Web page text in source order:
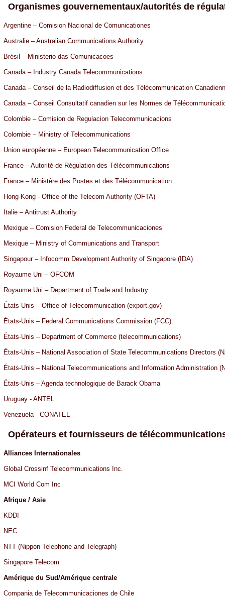
Organismes gouvernementaux/autorités de
Argentine – Comision Nacional de Comunicationes
Australie – Australian Communications Authority
Brésil – Ministerio das Comunicacoes
Canada – Industry Canada Telecommunications
Canada – Conseil de la Radiodiffusion et des Télécommunication
Canada – Conseil Consultatif canadien sur les Normes de
Colombie – Comision de Regulacion Telecommunicacions
Colombie – Ministry of Telecommunications
Union européenne – European Telecommunication Office
France – Autorité de Régulation des Télécommunications
France – Ministère des Postes et des Télécommunication
Hong-Kong - Office of the Telecom Authority (OFTA)
Italie – Antitrust Authority
Mexique – Comision Federal de Telecommunicaciones
Mexique – Ministry of Communications and Transport
Singapour – Infocomm Development Authority of Singapore (IDA)
Royaume Uni – OFCOM
Royaume Uni – Department of Trade and Industry
États-Unis – Office of Telecommunication (export.gov)
États-Unis – Federal Communications Commission (FCC)
États-Unis – Department of Commerce (telecommunications)
États-Unis – National Association of State Telecommunications Directors
États-Unis – National Telecommunications and Information Administration
États-Unis – Agenda technologique de Barack Obama
Uruguay - ANTEL
Venezuela - CONATEL
Opérateurs et fournisseurs de
Alliances Internationales
Global Crossinf Telecommunications Inc.
MCI World Com Inc
Afrique / Asie
KDDI
NEC
NTT (Nippon Telephone and Telegraph)
Singapore Telecom
Amérique du Sud/Amérique centrale
Compania de Telecommunicaciones de Chile